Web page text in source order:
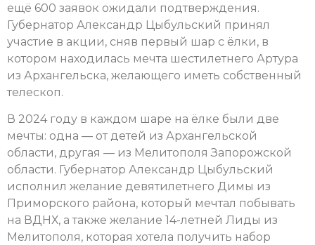
ещё 600 заявок ожидали подтверждения.
Губернатор Александр Цыбульский принял
участие в акции, сняв первый шар с ёлки, в
котором находилась мечта шестилетнего Артура
из Архангельска, желающего иметь собственный
телескоп.
В 2024 году в каждом шаре на ёлке были две
мечты: одна — от детей из Архангельской
области, другая — из Мелитополя Запорожской
области. Губернатор Александр Цыбульский
исполнил желание девятилетнего Димы из
Приморского района, который мечтал побывать
на ВДНХ, а также желание 14-летней Лиды из
Мелитополя, которая хотела получить набор